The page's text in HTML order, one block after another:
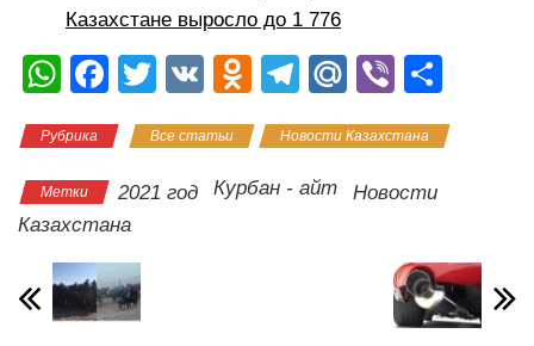
Казахстане выросло до 1 776
W
at
s
A
p
p
F
c
e
b
o
o
T
tt
er
V
O
n
o
T
e
gr
M
.R
u
Vi
er р
и
ть
Рубрика Все статьи Новости Казахстана
Метки 2021 год Курбан - айт
Новости
Казахстана